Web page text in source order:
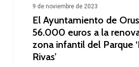
infantil
9 de noviembre de 2023
El Ayuntamiento de
56.000 euros a la
zona infantil del Parque
Rivas’